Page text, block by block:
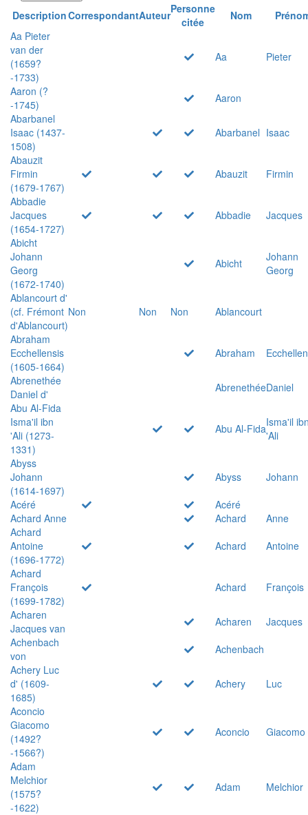
DescriptionCorrespondantAuteurPersonne
citée
Nom
Aa Pieter
van der
(1659?
-1733)
Aa Pieter
Aaron (?
-1745)
Aaron
Abarbanel
Isaac (1437-
1508)
Abarbanel Isaac
Abauzit
Firmin
(1679-1767)
Abauzit
Firmin
Abbadie
Jacques
(1654-1727)
Abbadie
Jacques
Abicht
Johann
Georg
(1672-1740)
Abicht
Johann
Georg
Ablancourt d'
(cf. Frémont
d'Ablancourt)
Non Non Non
Ablancourt
Abraham
Ecchellensis
(1605-1664)
Abraham
Abrenethée
Daniel d'
AbrenethéeDaniel
Abu Al-Fida
Isma'il ibn
'Ali (1273-
1331)
Abu Al-FidaIsma'il
'Ali
Abyss
Johann
(1614-1697)
Abyss
Johann
Acéré
Acéré
Achard Anne
Achard
Anne
Achard
Antoine
(1696-1772)
Achard
Antoine
Achard
François
(1699-1782)
Achard
François
Acharen
Jacques van
Acharen
Jacques
Achenbach
von
Achenbach
Achery Luc
d' (1609-
1685)
Achery
Luc
Aconcio
Giacomo
(1492?
-1566?)
Aconcio Giacomo
Adam
Melchior
(1575?
-1622)
Adam Melchior